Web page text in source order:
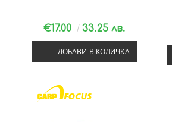
€17.00 33.25 лв.
ДОБАВИ В КОЛИЧКА